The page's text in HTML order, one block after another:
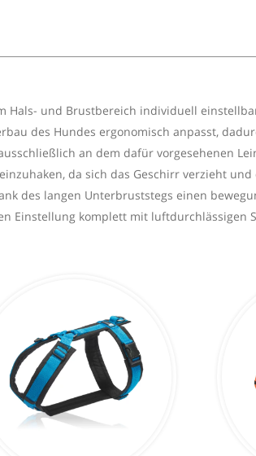
Hals- und Brustbereich individuell
des Hundes ergonomisch anpasst,
an dem dafür vorgesehenen
da sich das Geschirr verzieht
des langen Unterbruststegs einen
Einstellung komplett mit